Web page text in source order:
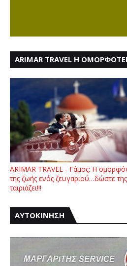
ARIMAR TRAVEL Η
ARIMAR TRAVEL - Γάμος: Η
της ζωής ενός ζευγαριού…δώστε
ταιριάζει!!!
ΑΥΤΟΚΙΝΗΣΗ